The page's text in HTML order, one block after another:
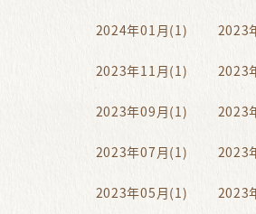
2024年01月(1) 2023
2023年11月(1) 2023
2023年09月(1) 2023
2023年07月(1) 2023
2023年05月(1) 2023